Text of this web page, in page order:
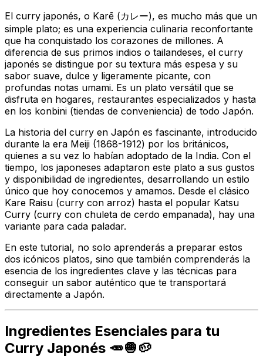
El curry japonés, o Karē (カレー), es mucho más que un
simple plato; es una experiencia culinaria reconfortante
que ha conquistado los corazones de millones. A
diferencia de sus primos indios o tailandeses, el curry
japonés se distingue por su textura más espesa y su
sabor suave, dulce y ligeramente picante, con
profundas notas umami. Es un plato versátil que se
disfruta en hogares, restaurantes especializados y hasta
en los konbini (tiendas de conveniencia) de todo Japón.
La historia del curry en Japón es fascinante, introducido
durante la era Meiji (1868-1912) por los británicos,
quienes a su vez lo habían adoptado de la India. Con el
tiempo, los japoneses adaptaron este plato a sus gustos
y disponibilidad de ingredientes, desarrollando un estilo
único que hoy conocemos y amamos. Desde el clásico
Kare Raisu (curry con arroz) hasta el popular Katsu
Curry (curry con chuleta de cerdo empanada), hay una
variante para cada paladar.
En este tutorial, no solo aprenderás a preparar estos
dos icónicos platos, sino que también comprenderás la
esencia de los ingredientes clave y las técnicas para
conseguir un sabor auténtico que te transportará
directamente a Japón.
Ingredientes Esenciales para tu
Curry Japonés 🥕🧅🥔